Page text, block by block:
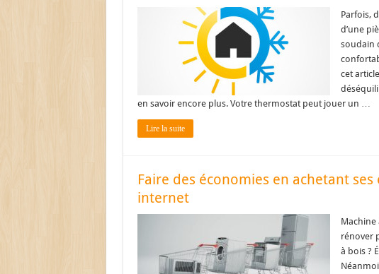
Parfois,
d’une
soudain
cet
en savoir encore plus. Votre thermostat peut jouer un …
Lire la suite
Faire des économies en achetant
internet
Machine
rénover
à bois ?